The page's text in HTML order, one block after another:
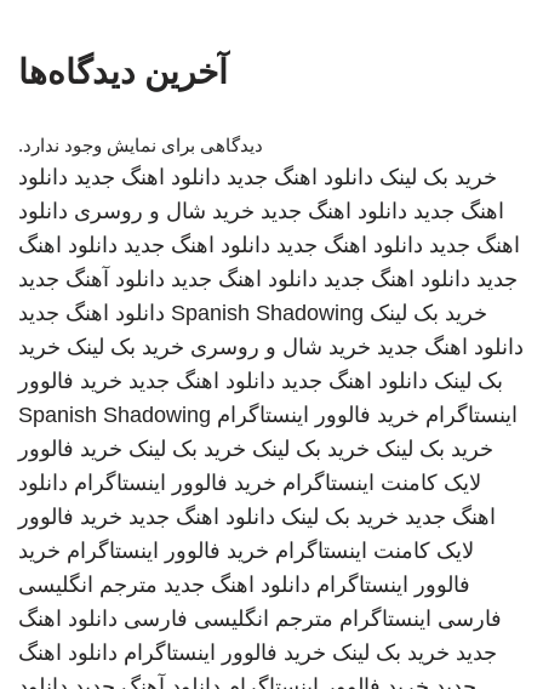
آخرین دیدگاه‌ها
دیدگاهی برای نمایش وجود ندارد.
خرید بک لینک دانلود اهنگ جدید دانلود اهنگ جدید دانلود
اهنگ جدید دانلود اهنگ جدید خرید شال و روسری دانلود
اهنگ جدید دانلود اهنگ جدید دانلود اهنگ جدید دانلود اهنگ
جدید دانلود اهنگ جدید دانلود اهنگ جدید دانلود آهنگ جدید
خرید بک لینک Spanish Shadowing دانلود اهنگ جدید
دانلود اهنگ جدید خرید شال و روسری خرید بک لینک خرید
بک لینک دانلود اهنگ جدید دانلود اهنگ جدید خرید فالوور
اینستاگرام خرید فالوور اینستاگرام Spanish Shadowing
خرید بک لینک خرید بک لینک خرید بک لینک خرید فالوور
لایک کامنت اینستاگرام خرید فالوور اینستاگرام دانلود
اهنگ جدید خرید بک لینک دانلود اهنگ جدید خرید فالوور
لایک کامنت اینستاگرام خرید فالوور اینستاگرام خرید
فالوور اینستاگرام دانلود اهنگ جدید مترجم انگلیسی
فارسی اینستاگرام مترجم انگلیسی فارسی دانلود اهنگ
جدید خرید بک لینک خرید فالوور اینستاگرام دانلود اهنگ